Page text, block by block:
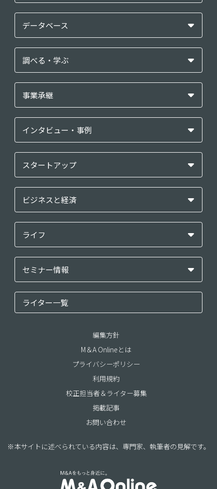
データベース
調べる・学ぶ
事業承継
インタビュー・事例
スタートアップ
ビジネスと経済
ライフ
セミナー情報
ライター一覧
編集方針
M＆A Onlineとは
プライバシーポリシー
利用規約
校正担当者＆ライター募集
掲載記事
お問い合わせ
※本サイトに述べられている内容は、専門家、執筆者の見解です。